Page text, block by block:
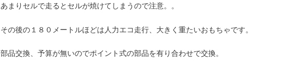
あまりセルで走るとセルが焼けてしまうので注意。。
その後の１８０メートルほどは人力エコ走行、大きく重たいおもちゃです。
部品交換、予算が無いのでポイント式の部品を有り合わせで交換。